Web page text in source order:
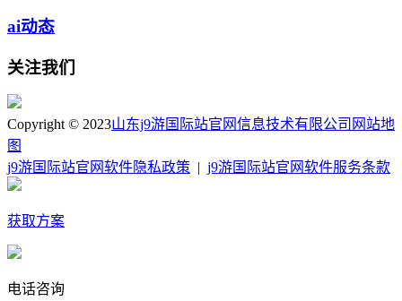
ai动态
关注我们
Copyright © 2023山东j9游国际站官网信息技术有限公司 网站地
图
j9游国际站官网软件隐私政策
j9游国际站官网软件服务条款
获取方案
电话咨询